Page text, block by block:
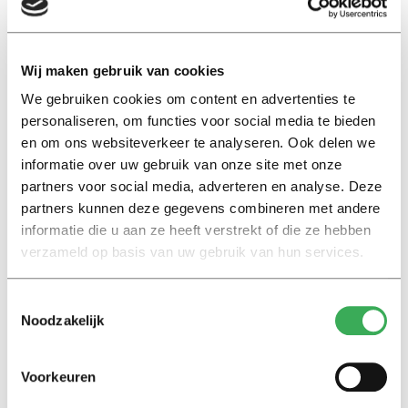
Wij maken gebruik van cookies
We gebruiken cookies om content en advertenties te
personaliseren, om functies voor social media te bieden
en om ons websiteverkeer te analyseren. Ook delen we
informatie over uw gebruik van onze site met onze
partners voor social media, adverteren en analyse. Deze
partners kunnen deze gegevens combineren met andere
informatie die u aan ze heeft verstrekt of die ze hebben
verzameld op basis van uw gebruik van hun services.
Noodzakelijk
Voorkeuren
“schokkend” en pleit voor meer fysiek onderwijs. “Ik ben
bang dat de fysieke afstand tot anderen maakt dat
studenten zich geen raad weten met psychische
klachten”, zegt voorzitter Dahran Çoban. “Het is nu niet
mogelijk om een docent of studiebegeleider aan het
jasje te trekken.”
mogelijkheid tot een zachte knip en financiële
compensatie voor afstudeerders. Als het aan Çoban ligt,
gaat dat ook dit jaar gebeuren. “Corona is nog niet weg.
Daarom is het noodzakelijk dat we die stap nu weer